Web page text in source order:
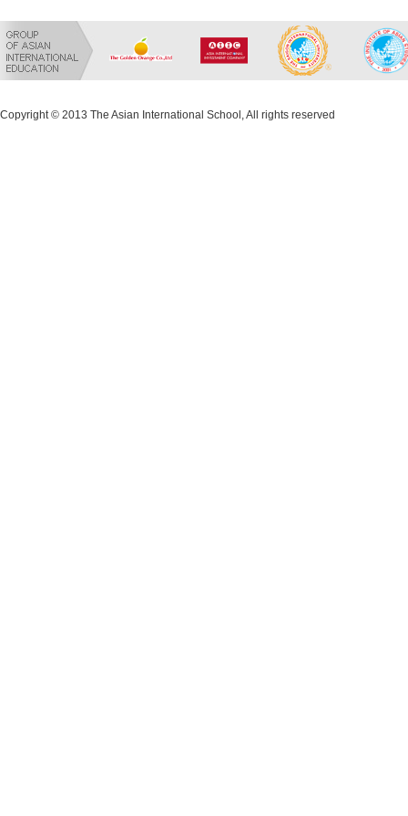
Copyright © 2013 The Asian International School, All rights reserved